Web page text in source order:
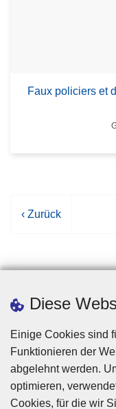
Diese
Einige Cookies sind
Funktionieren der
abgelehnt werden.
optimieren,
Cookies, für die wir
Faux policiers et
V
h
g
e
S
e
i
‹ Zurück